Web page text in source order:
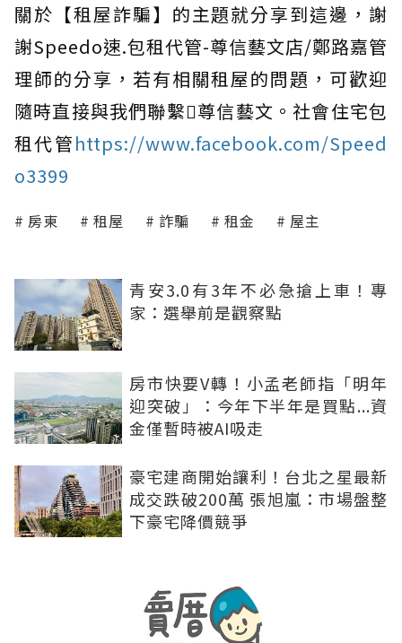
關於【租屋詐騙】的主題就分享到這邊，謝
謝Speedo速.包租代管-尊信藝文店/鄭路嘉管
理師的分享，若有相關租屋的問題，可歡迎
隨時直接與我們聯繫尊信藝文。社會住宅包
租代管https://www.facebook.com/Speed
o3399
房東 租屋 詐騙 租金 屋主
青安3.0有3年不必急搶上車！專
家：選舉前是觀察點
房市快要V轉！小孟老師指「明年
迎突破」：今年下半年是買點...資
金僅暫時被AI吸走
豪宅建商開始讓利！台北之星最新
成交跌破200萬 張旭嵐：市場盤整
下豪宅降價競爭